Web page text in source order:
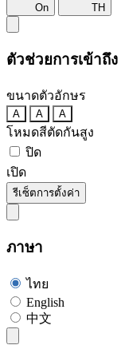
On TH
ตัวช่วยการเข้าถึง
ขนาดตัวอักษร
A A A
โหมดสีตัดกันสูง
ปิด
เปิด
รีเซ็ตการตั้งค่า
ภาษา
ไทย
English
中文